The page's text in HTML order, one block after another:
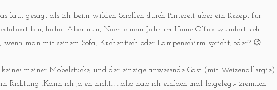
laut gesagt als ich beim wilden Scrollen durch Pinterest über ein Rezept für
bin, haha…Aber nun, Nach einem Jahr im Home Office wundert sich
wenn man mit seinem Sofa, Küchentisch oder Lampenschirm spricht, oder? 😉
meiner Möbelstücke, und der einzige anwesende Gast (mit Weizenallergie)
Richtung „Kann ich ja eh nicht…“…also hab ich einfach mal losgelegt- ziemlich